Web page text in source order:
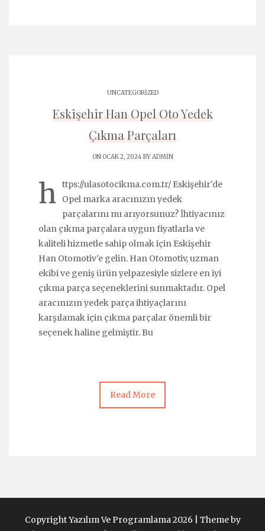
UNCATEGORIZED
Eskişehir Han Opel Oto Yedek
Çıkma Parçaları
ON OCAK 2, 2024 BYADMIN
h
ttps://ulasotocikma.com.tr/ Eskişehir'de
Opel marka aracınızın yedek
parçalarını mı arıyorsunuz? İhtiyacınız
olan çıkma parçalara uygun fiyatlarla ve
kaliteli hizmetle sahip olmak için Eskişehir
Han Otomotiv'e gelin. Han Otomotiv, uzman
ekibi ve geniş ürün yelpazesiyle sizlere en iyi
çıkma parça seçeneklerini sunmaktadır. Opel
aracınızın yedek parça ihtiyaçlarını
karşılamak için çıkma parçalar önemli bir
seçenek haline gelmiştir. Bu
Read More
Copyright Yazılım Ve Programlama 2026 | Theme by